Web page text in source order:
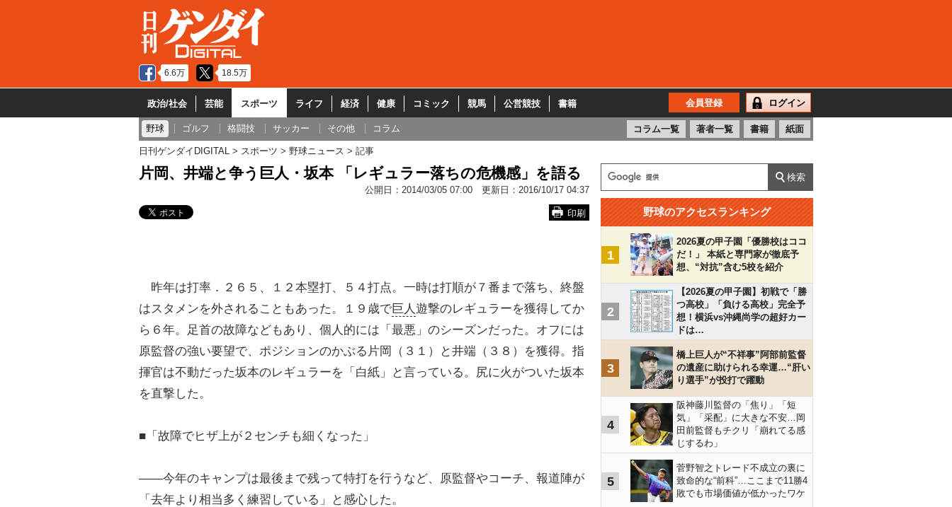
6.6万 18.5万
政治/社会 芸能 スポーツ ライフ 経済 健康 コミック 競馬 公営競技 書籍 会員登録 ログイン
野球 ゴルフ 格闘技 サッカー その他 コラム コラム一覧 著者一覧 書籍 紙面
日刊ゲンダイDIGITAL スポーツ 野球ニュース 記事
片岡、井端と争う巨人・坂本 「レギュラー落ちの危機感」を語る
公開日： 2014/03/05 07:00 更新日： 2016/10/17 04:37
印刷
昨年は打率．２６５、１２本塁打、５４打点。一時は打順が７番まで落ち、終盤
はスタメンを外されることもあった。１９歳で巨人遊撃のレギュラーを獲得してか
ら６年。足首の故障などもあり、個人的には「最悪」のシーズンだった。オフには
原監督の強い要望で、ポジションのかぶる片岡（３１）と井端（３８）を獲得。指
揮官は不動だった坂本のレギュラーを「白紙」と言っている。尻に火がついた坂本
を直撃した。
■「故障でヒザ上が２センチも細くなった」
――今年のキャンプは最後まで残って特打を行うなど、原監督やコーチ、報道陣が
「去年より相当多く練習している」と感心した。
野球のアクセスランキング
1
2026夏の甲子園「優勝校はココ
だ！」 本紙と専門家が徹底予
想、“対抗”含む5校を紹介
2
【2026夏の甲子園】初戦で「勝
つ高校」「負ける高校」完全予
想！横浜vs沖縄尚学の超好カー
ドは…
3
橋上巨人が“不祥事”阿部前監督
の遺産に助けられる幸運…“肝い
り選手”が投打で躍動
4
阪神藤川監督の「焦り」「短
気」「采配」に大きな不安…岡
田前監督もチクリ「崩れてる感
じするわ」
5
菅野智之トレード不成立の裏に
致命的な“前科”…ここまで11勝4
敗でも市場価値が低かったワケ